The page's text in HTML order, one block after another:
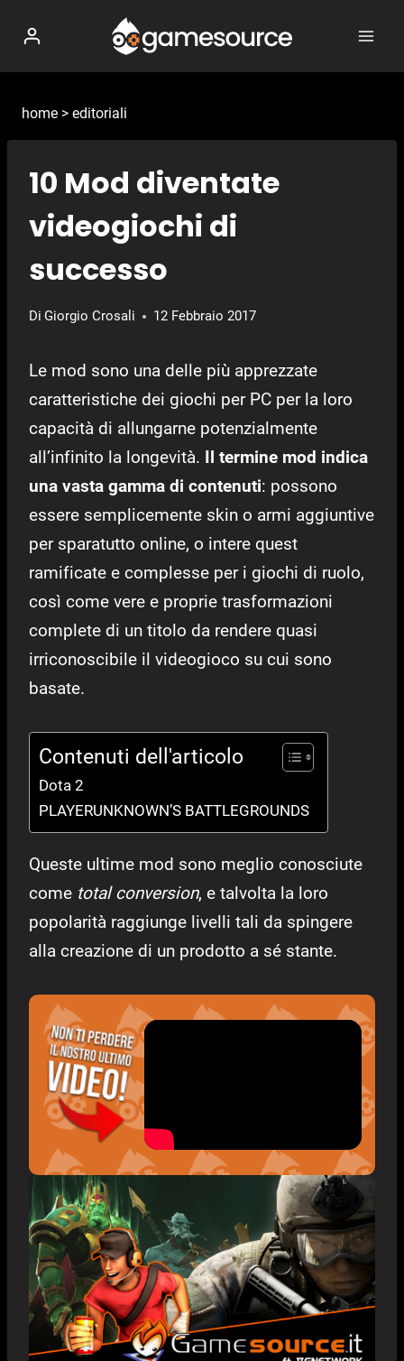
contenuto
home > editoriali
10 Mod diventate
videogiochi di
successo
Di Giorgio Crosali 12 Febbraio 2017
Le mod sono una delle più apprezzate
caratteristiche dei giochi per PC per la loro
capacità di allungarne potenzialmente
all’infinito la longevità. Il termine mod indica
una vasta gamma di contenuti: possono
essere semplicemente skin o armi aggiuntive
per sparatutto online, o intere quest
ramificate e complesse per i giochi di ruolo,
così come vere e proprie trasformazioni
complete di un titolo da rendere quasi
irriconoscibile il videogioco su cui sono
basate.
Contenuti dell'articolo
Dota 2
PLAYERUNKNOWN’S BATTLEGROUNDS
Queste ultime mod sono meglio conosciute
come total conversion, e talvolta la loro
popolarità raggiunge livelli tali da spingere
alla creazione di un prodotto a sé stante.